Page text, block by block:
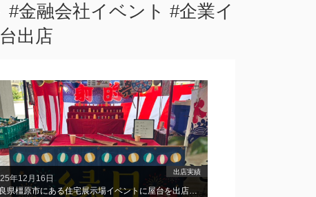
金融会社イベント #企業イ
出店
年12月16日
出店実績
奈良県橿原市にある住宅展示場イベントに屋台を出店しました！